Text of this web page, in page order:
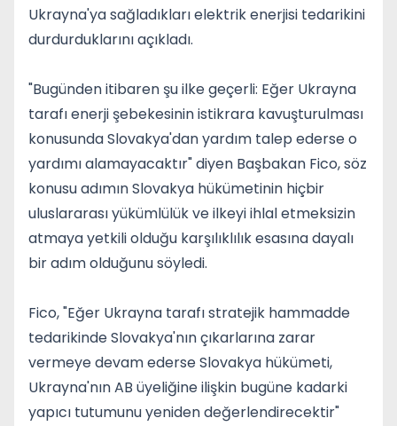
Ukrayna'ya sağladıkları elektrik enerjisi tedarikini
durdurduklarını açıkladı.
"Bugünden itibaren şu ilke geçerli: Eğer Ukrayna
tarafı enerji şebekesinin istikrara kavuşturulması
konusunda Slovakya'dan yardım talep ederse o
yardımı alamayacaktır" diyen Başbakan Fico, söz
konusu adımın Slovakya hükümetinin hiçbir
uluslararası yükümlülük ve ilkeyi ihlal etmeksizin
atmaya yetkili olduğu karşılıklılık esasına dayalı
bir adım olduğunu söyledi.
Fico, "Eğer Ukrayna tarafı stratejik hammadde
tedarikinde Slovakya'nın çıkarlarına zarar
vermeye devam ederse Slovakya hükümeti,
Ukrayna'nın AB üyeliğine ilişkin bugüne kadarki
yapıcı tutumunu yeniden değerlendirecektir"